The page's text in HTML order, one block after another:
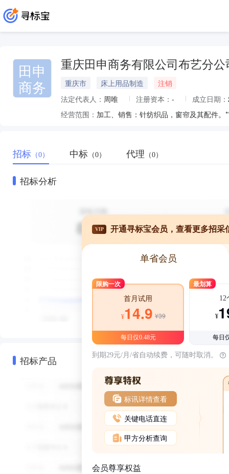
田申
商务
重庆田申商务有限公司布艺分公
重庆市 床上用品制造
注销
法定代表人： 周唯 注册资本： - 成立日期：
经营范围： 加工、销售：针纺织品，窗帘及其配件
招标 （0） 中标 （0） 代理 （0）
招标分析
招标产品
VIP 开通寻标宝会员，查看更多招采
单省会员
限购一次
首月试用
¥14.9 ¥39
每日仅0.48元
最划算
12
¥
每日
到期29元/月/省自动续费，可随时取消。
标讯详情查看
关键电话直连
甲方分析查询
会员尊享权益